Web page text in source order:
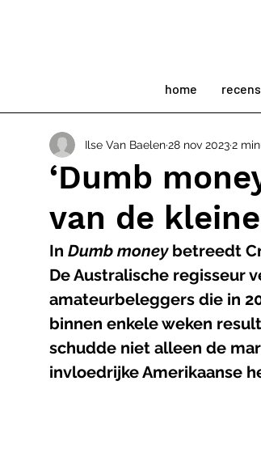
home
‘Dumb
van de
Ilse Van Baelen28 nov 20232
​​In Dumb money betreedt
De Australische regisseur
amateurbeleggers die in
binnen enkele weken
schudde niet alleen de
invloedrijke Amerikaanse